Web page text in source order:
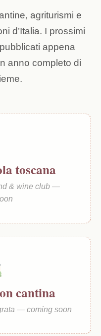
agriturismi e
d’Italia. I prossimi
appena
anno completo di
toscana
& wine club —
cantina
— coming soon